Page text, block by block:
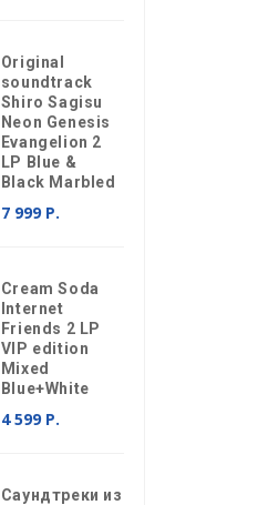
Original
soundtrack
Shiro Sagisu
Neon Genesis
Evangelion 2
LP Blue &
Black Marbled
7 999 Р.
Cream Soda
Internet
Friends 2 LP
VIP edition
Mixed
Blue+White
4 599 Р.
Саундтреки из